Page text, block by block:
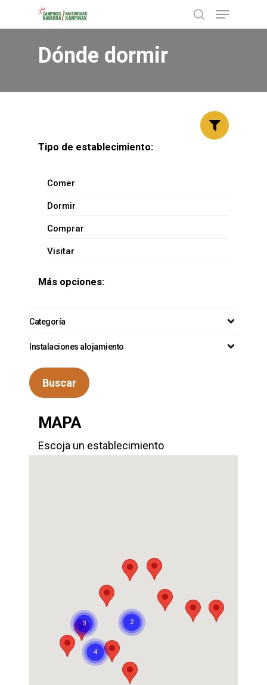
to
buscar
Menu
Dónde dormir
Tipo de establecimiento:
Comer
Dormir
Comprar
Visitar
Más opciones:
Categoría
Instalaciones alojamiento
Buscar
MAPA
Escoja un establecimiento